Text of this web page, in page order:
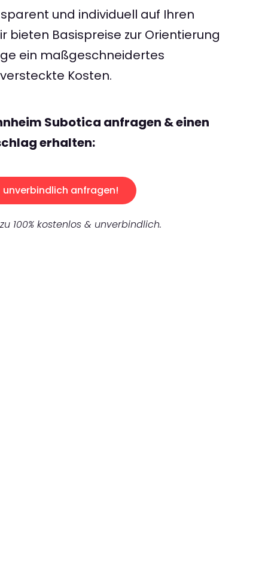
und individuell auf Ihren
bieten Basispreise zur Orientierung
ein maßgeschneidertes
Kosten.
Subotica anfragen & einen
erhalten:
unverbindlich anfragen!
100% kostenlos & unverbindlich.